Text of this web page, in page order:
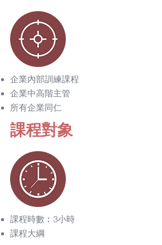
企業內部訓練課程
​企業中高階主管
​所有企業同仁
​課程對象
課程時數︰3小時
課程大綱